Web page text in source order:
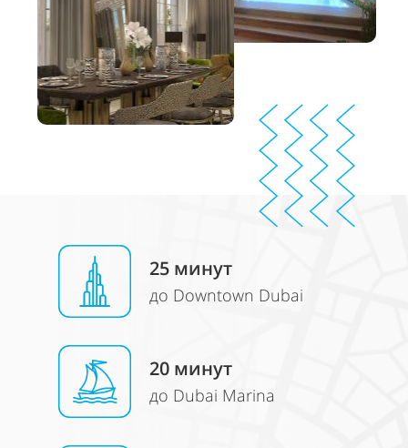
25 минут
до Downtown Dubai
20 минут
до Dubai Marina